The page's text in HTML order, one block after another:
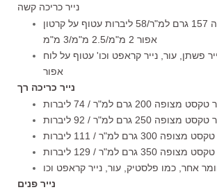
נייר כריכה קשה
נייר כריכה מצופה 157 גרם למ"ר/58 ליברות עטוף על קרטון
אפור 2 מ"מ/2.5 מ"מ/3 מ"מ
פשתן, עור, נייר קראפט וכו' עטוף על לוח
אפור
נייר כריכה רך
מצופה 200 גרם למ"ר / 74 ליברות
מצופה 250 גרם למ"ר / 92 ליברות
מצופה 300 גרם למ"ר / 111 ליברות
מצופה 350 גרם למ"ר / 129 ליברות
נייר פנים